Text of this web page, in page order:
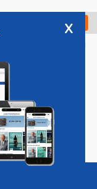
Check in
Vacatures
x